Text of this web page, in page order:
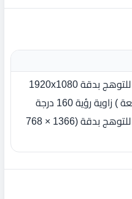
- 14.0 بوصة IPS LED مضاده للتوهج بدقة (1366 × 768